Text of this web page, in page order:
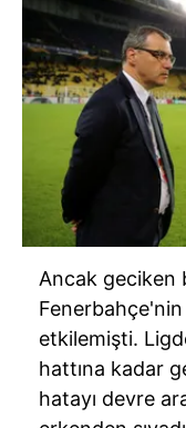
Ancak geciken
Fenerbahçe'nin
etkilemişti.
hattına kadar
hatayı devre